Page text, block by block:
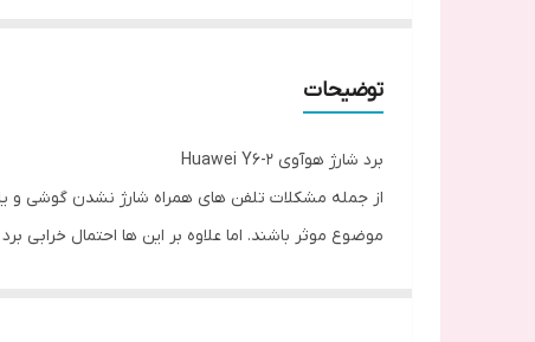
توضیحات
برد شارژ هوآوی Huawei Y6-2
از جمله مشکلات تلفن های همراه شارژ نشدن گوشی و یا
موضوع موثر باشند. اما علاوه بر این ها احتمال